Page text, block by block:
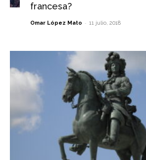
francesa?
Omar López Mato - 11 julio, 2018